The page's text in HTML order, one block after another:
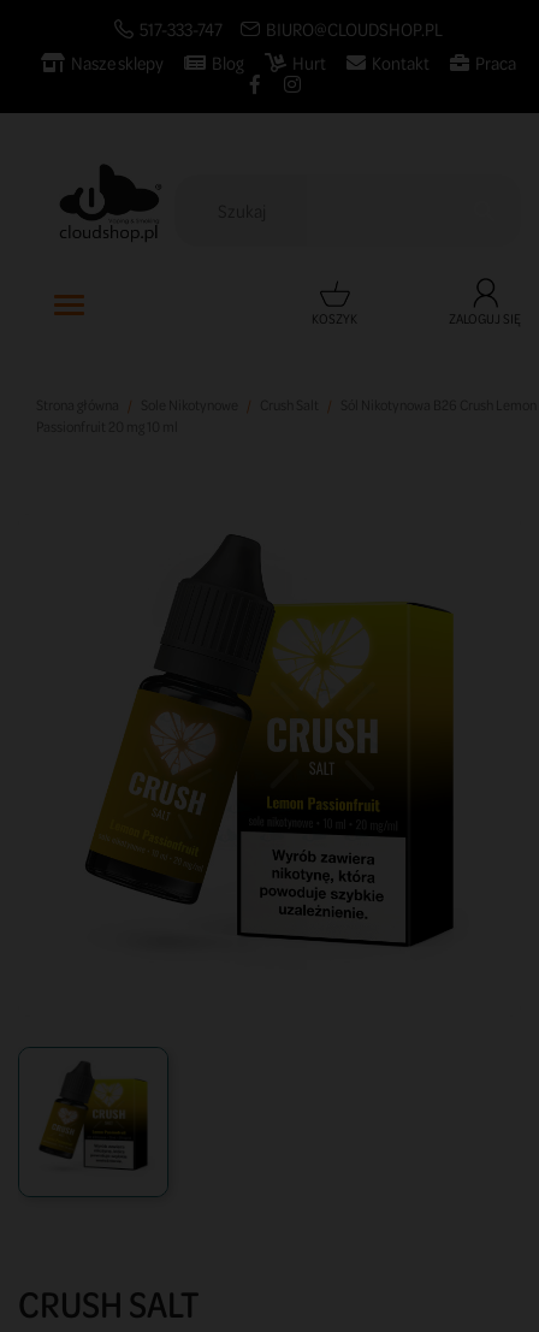
517-333-747
BIURO@CLOUDSHOP.PL
Nasze sklepy
Blog Hurt Kontakt Praca
KOSZYK ZALOGUJ SIĘ
CRUSH SALT